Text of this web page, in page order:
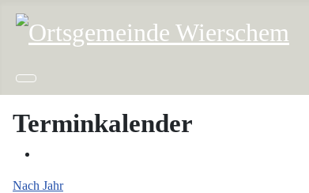
Terminkalender
Nach Jahr